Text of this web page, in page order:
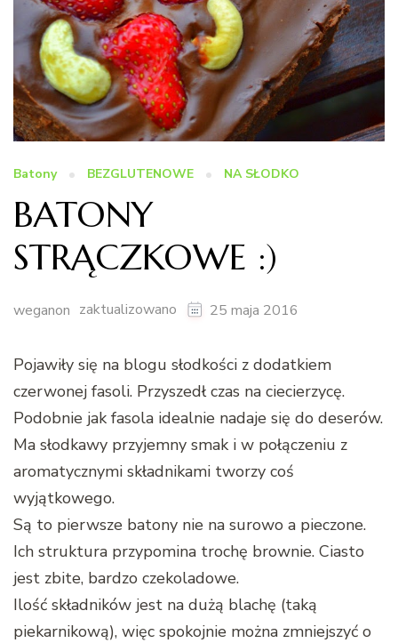
Batony BEZGLUTENOWE NA SŁODKO
BATONY
STRĄCZKOWE :)
weganon zaktualizowano 25 maja 2016
Pojawiły się na blogu słodkości z dodatkiem
czerwonej fasoli. Przyszedł czas na ciecierzycę.
Podobnie jak fasola idealnie nadaje się do deserów.
Ma słodkawy przyjemny smak i w połączeniu z
aromatycznymi składnikami tworzy coś
wyjątkowego.
Są to pierwsze batony nie na surowo a pieczone.
Ich struktura przypomina trochę brownie. Ciasto
jest zbite, bardzo czekoladowe.
Ilość składników jest na dużą blachę (taką
piekarnikową), więc spokojnie można zmniejszyć o